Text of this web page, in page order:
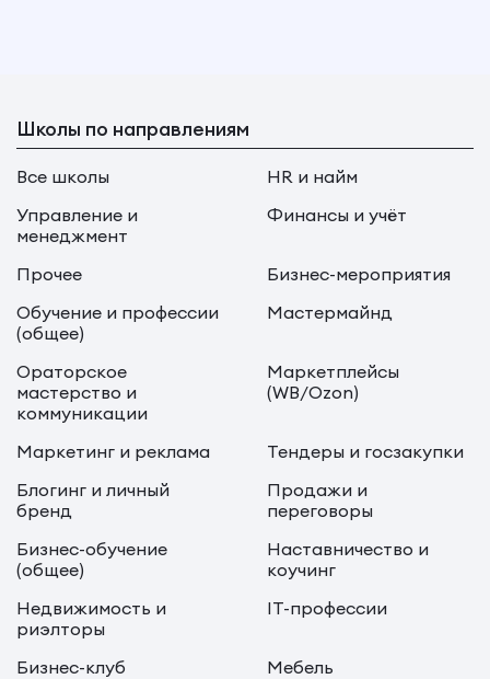
Школы по направлениям
Все школы
HR и найм
Управление и
менеджмент
Финансы и учёт
Прочее
Бизнес-мероприятия
Обучение и профессии
(общее)
Мастермайнд
Ораторское
мастерство и
коммуникации
Маркетплейсы
(WB/Ozon)
Маркетинг и реклама
Тендеры и госзакупки
Блогинг и личный
бренд
Продажи и
переговоры
Бизнес-обучение
(общее)
Наставничество и
коучинг
Недвижимость и
риэлторы
IT-профессии
Бизнес-клуб
Мебель